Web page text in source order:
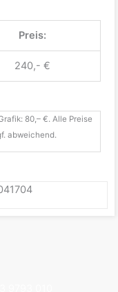
Preis:
240,- €
80,– €. Alle Preise
abweichend.